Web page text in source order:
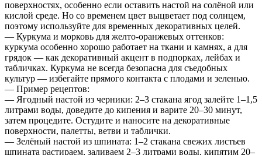
поверхностях, особенно если оставить настой на солёной или
кислой среде. Но со временем цвет выцветает под солнцем,
поэтому используйте для временных декоративных целей.
— Куркума и морковь для желто-оранжевых оттенков:
куркума особенно хорошо работает на ткани и камнях, а для
грядок — как декоративный акцент в подпорках, лейбах и
табличках. Куркума не всегда безопасна для съедобных
культур — избегайте прямого контакта с плодами и зеленью.
— Пример рецептов:
— Ягодный настой из черники: 2–3 стакана ягод залейте 1–1,5
литрами воды, доведите до кипения и варите 20–30 минут,
затем процедите. Остудите и наносите на декоративные
поверхности, палетты, ветви и таблички.
— Зелёный настой из шпината: 1–2 стакана свежих листьев
шпината растираем, заливаем 2–3 литрами воды, кипятим 20–